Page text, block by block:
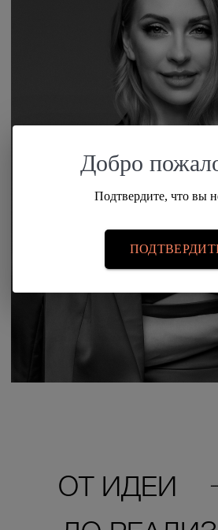
ОТ ИДЕИ
зарегистрирована
Роспатентом
Добро
Подтвердите, что вы